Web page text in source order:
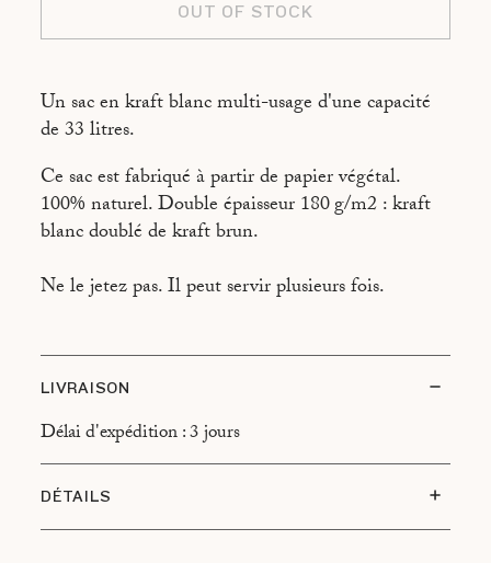
OUT OF STOCK
Un sac en kraft blanc multi-usage d'une capacité
de 33 litres.
Ce sac est fabriqué à partir de papier végétal.
100% naturel. Double épaisseur 180 g/m2 : kraft
blanc doublé de kraft brun.
Ne le jetez pas. Il peut servir plusieurs fois.
LIVRAISON
Délai d'expédition : 3 jours
DÉTAILS